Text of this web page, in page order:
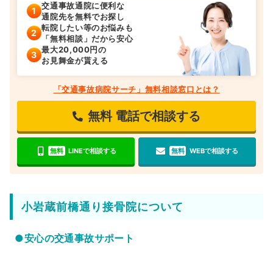
交通事故通院に便利な
通院先を無料でお探し
転院したい等のお悩みも
「無料相談」だから安心
最大20,000円の
お見舞金が貰える
「交通事故病院サーチ」無料相談窓口とは？
無料 電話で相談する
無料 LINEで相談する 無料 WEBで相談する
小岩蔵前橋通り接骨院について
●安心の交通事故サポート